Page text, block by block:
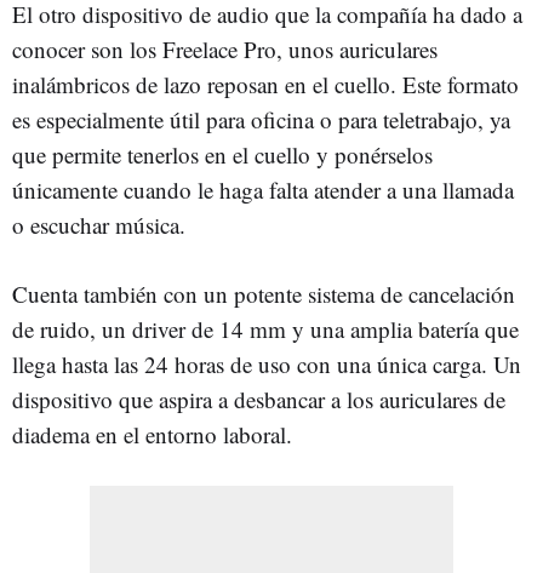
El otro dispositivo de audio que la compañía ha dado a
conocer son los Freelace Pro, unos auriculares
inalámbricos de lazo reposan en el cuello. Este formato
es especialmente útil para oficina o para teletrabajo, ya
que permite tenerlos en el cuello y ponérselos
únicamente cuando le haga falta atender a una llamada
o escuchar música.
Cuenta también con un potente sistema de cancelación
de ruido, un driver de 14 mm y una amplia batería que
llega hasta las 24 horas de uso con una única carga. Un
dispositivo que aspira a desbancar a los auriculares de
diadema en el entorno laboral.